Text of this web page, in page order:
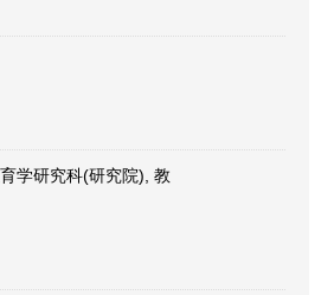
学研究科(研究院), 教